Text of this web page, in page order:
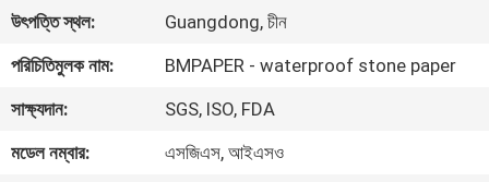
আমাদের
সম্বন্ধে
কারখানা
পরিদর্শন
উৎপত্তি স্থল:
Guangdong, চীন
পরিচিতিমুলক নাম:
BMPAPER - waterproof stone paper
সাক্ষ্যদান:
SGS, ISO, FDA
মডেল নম্বার:
এসজিএস, আইএসও